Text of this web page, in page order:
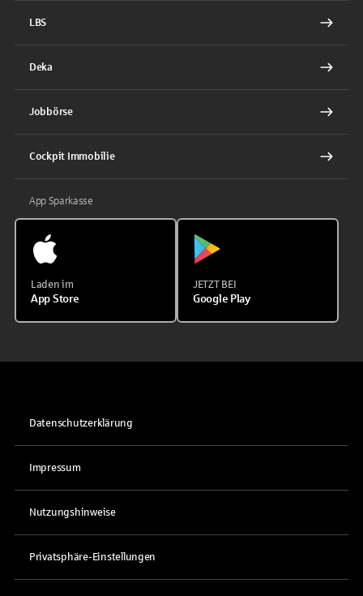
LBS
Deka
Jobbörse
Cockpit Immobilie
App Sparkasse
Laden im
App Store
JETZT BEI
Google Play
Datenschutzerklärung
Impressum
Nutzungshinweise
Privatsphäre-Einstellungen